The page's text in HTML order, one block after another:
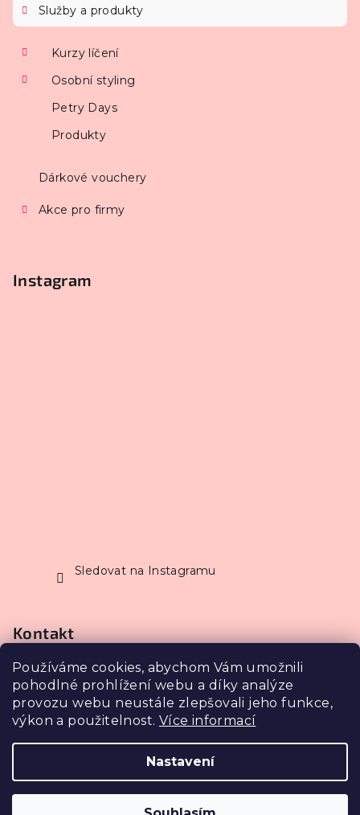
Používáme cookies, abychom Vám umožnili
pohodlné prohlížení webu a díky analýze
provozu webu neustále zlepšovali jeho funkce,
výkon a použitelnost. Více informací
Nastavení
Služby a produkty
Kurzy líčení
Osobní styling
Petry Days
Produkty
Dárkové vouchery
Akce pro firmy
Instagram
Sledovat na Instagramu
Kontakt
info@petrasestakova.cz
602 355 544